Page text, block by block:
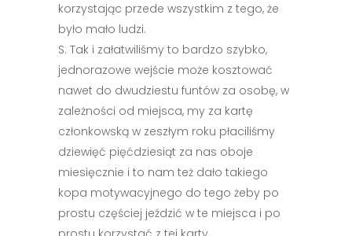
korzystając przede wszystkim z tego, że
było mało ludzi.
S: Tak i załatwiliśmy to bardzo szybko,
jednorazowe wejście może kosztować
nawet do dwudziestu funtów za osobę, w
zależności od miejsca, my za kartę
członkowską w zeszłym roku płaciliśmy
dziewięć pięćdziesiąt za nas oboje
miesięcznie i to nam też dało takiego
kopa motywacyjnego do tego żeby po
prostu częściej jeździć w te miejsca i po